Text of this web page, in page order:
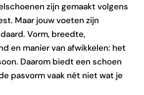
zijn gemaakt volgens
Maar jouw voeten zijn
Vorm, breedte,
en manier van afwikkelen: het
Daarom biedt een schoen
pasvorm vaak nét niet wat je